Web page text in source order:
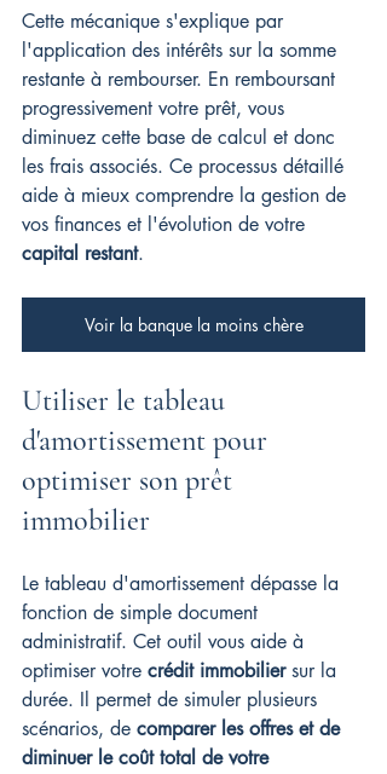
Cette mécanique s'explique par
l'application des intérêts sur la somme
restante à rembourser. En remboursant
progressivement votre prêt, vous
diminuez cette base de calcul et donc
les frais associés. Ce processus détaillé
aide à mieux comprendre la gestion de
vos finances et l'évolution de votre
capital restant.
Voir la banque la moins chère
Utiliser le tableau
d'amortissement pour
optimiser son prêt
immobilier
Le tableau d'amortissement dépasse la
fonction de simple document
administratif. Cet outil vous aide à
optimiser votre crédit immobilier sur la
durée. Il permet de simuler plusieurs
scénarios, de comparer les offres et de
diminuer le coût total de votre